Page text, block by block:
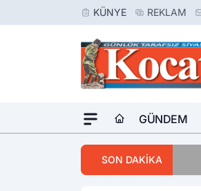
KÜNYE REKLAM
GÜNDEM
SON DAKİKA